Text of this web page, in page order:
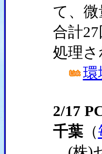
て、
合計
処理
環
2/17
千葉（